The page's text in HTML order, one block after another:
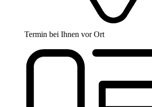
Termin bei Ihnen vor Ort